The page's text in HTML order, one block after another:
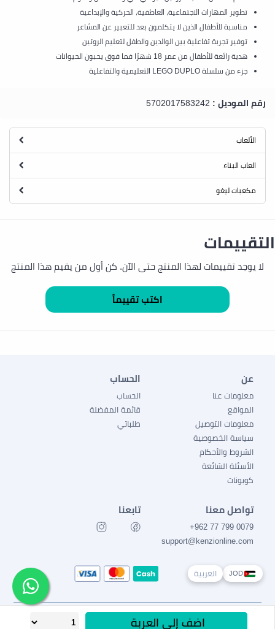
تطوير المهارات الاجتماعية، العاطفية، الحركية والإبداعية
مناسبة للأطفال الذين لا يتكلمون بعد للتعبير عن المشاعر
توفير تجربة تفاعلية بين الوالدين والطفل لتعليم الروتين
هدية رائعة للأطفال من عمر 18 شهرًا فما فوق يحبون الحيوانات
جزء من سلسلة LEGO DUPLO التعليمية والتفاعلية
رقم الموديل : 5702017583242
الألعاب
العاب البناء
مكعبات ليغو
التقييمات
لا يوجد تقييمات لهذا المنتج حتى الآن. كن أول من يقيم هذا المنتج
اضف إلى العربة
عن
معلومات عنا
المواقع
معلومات التوصيل
سياسة الخصوصية
الشروط والأحكام
الأسئلة الشائعة
كوبونات
الحساب
الحساب
قائمة المفضلة
طلباتي
تواصل معنا
0079 799 77 962+
support@kenzionline.com
تابعنا
JOD العربية
جميع الحقوق محفوظة Ⓒ كنزي 2026